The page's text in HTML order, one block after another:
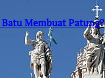
Membuat Patung?